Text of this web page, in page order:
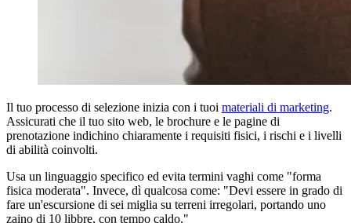
Il tuo processo di selezione inizia con i tuoi materiali di marketing.
Assicurati che il tuo sito web, le brochure e le pagine di
prenotazione indichino chiaramente i requisiti fisici, i rischi e i livelli
di abilità coinvolti.
Usa un linguaggio specifico ed evita termini vaghi come "forma
fisica moderata". Invece, dì qualcosa come: "Devi essere in grado di
fare un'escursione di sei miglia su terreni irregolari, portando uno
zaino di 10 libbre, con tempo caldo."